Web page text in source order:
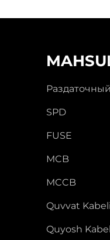
SPD
FUSE
MCB
MCCB
Quvvat Kabeli
Quyosh